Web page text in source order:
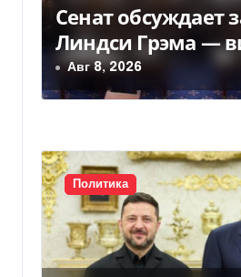
з
а
п
и
с
я
м
Сенат обсуждает
Линдси Грэма —
Авг 8, 2026
Политика